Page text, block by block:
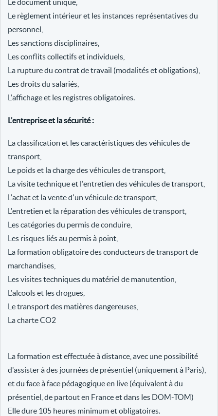
Le document unique,
Le règlement intérieur et les instances représentatives du
personnel,
Les sanctions disciplinaires,
Les conflits collectifs et individuels,
La rupture du contrat de travail (modalités et obligations),
Les droits du salariés,
L'affichage et les registres obligatoires.
L'entreprise et la sécurité :
La classification et les caractéristiques des véhicules de
transport,
Le poids et la charge des véhicules de transport,
La visite technique et l'entretien des véhicules de transport,
L'achat et la vente d'un véhicule de transport,
L'entretien et la réparation des véhicules de transport,
Les catégories du permis de conduire,
Les risques liés au permis à point,
La formation obligatoire des conducteurs de transport de
marchandises,
Les visites techniques du matériel de manutention,
L'alcools et les drogues,
Le transport des matières dangereuses,
La charte CO2
La formation est effectuée à distance, avec une possibilité
d'assister à des journées de présentiel (uniquement à Paris),
et du face à face pédagogique en live (équivalent à du
présentiel, de partout en France et dans les DOM-TOM)
Elle dure 105 heures minimum et obligatoires.